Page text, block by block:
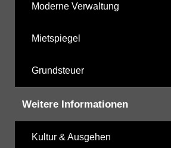
Moderne Verwaltung
Mietspiegel
Grundsteuer
Weitere Informationen
Kultur & Ausgehen